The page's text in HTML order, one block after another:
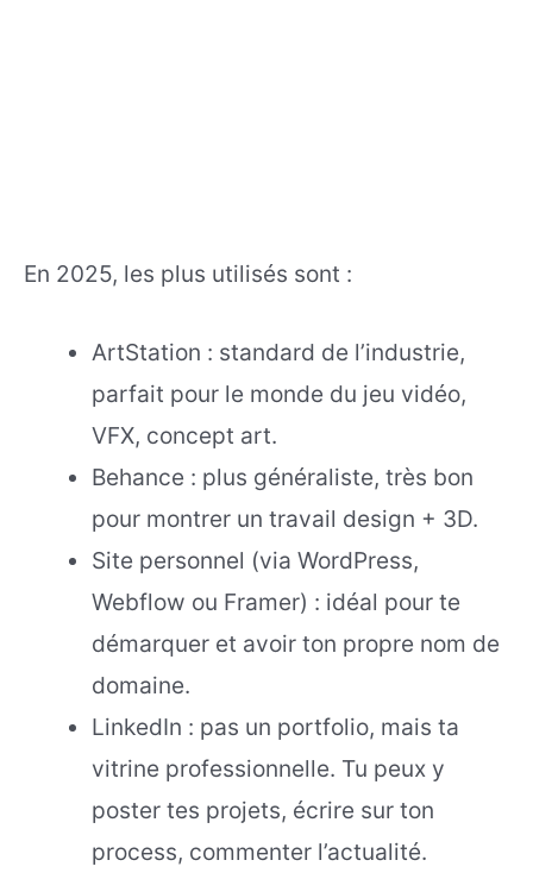
En 2025, les plus utilisés sont :
ArtStation : standard de l’industrie,
parfait pour le monde du jeu vidéo,
VFX, concept art.
Behance : plus généraliste, très bon
pour montrer un travail design + 3D.
Site personnel (via WordPress,
Webflow ou Framer) : idéal pour te
démarquer et avoir ton propre nom de
domaine.
LinkedIn : pas un portfolio, mais ta
vitrine professionnelle. Tu peux y
poster tes projets, écrire sur ton
process, commenter l’actualité.